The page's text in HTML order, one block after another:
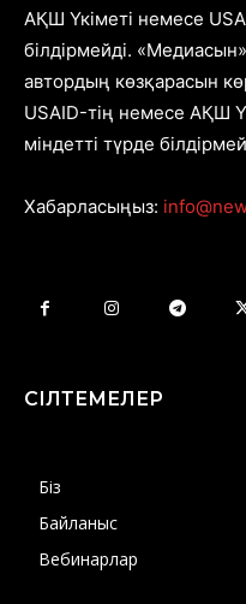
АҚШ Үкіметі немесе
білдірмейді.
автордың көзқарасын
USAID-тің немесе АҚШ
міндетті түрде
Хабарласыңыз:
СІЛТЕМЕЛЕР
Біз
Байланыс
Вебинарлар